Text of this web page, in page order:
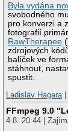
Byla vydána
svobodného
pro konverzi a
fotografií
RawTherapee (
zdrojových
balíček ve
stáhnout,
spustit.
Ladislav Hagara|
FFmpeg 9.0
4.8. 20:44 |